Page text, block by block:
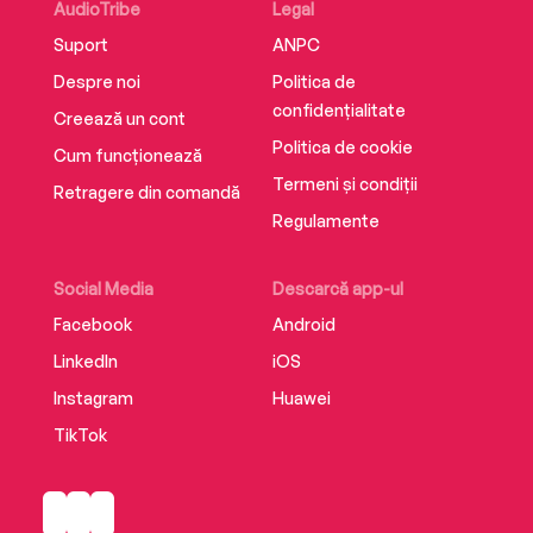
He has witnessed what he terms a golden age
of political journalism and this book offers an
intimate account of his trade. The essential
handbook for anyone interested by the craft of
journalism, ‘Inside Story’ reviews three decades
of lead stories and the many politicians, great
and small, that he has encountered.
AudioTribe
Suport
Despre noi
Creează un cont
Cum funcționează
Retragere din comandă
Social Media
Facebook
LinkedIn
Instagram
TikTok
Descarcă app-ul
Android
iOS
Huawei
Legal
ANPC
Politica de
confidențialitate
Politica de cookie
Termeni și condiții
Regulamente